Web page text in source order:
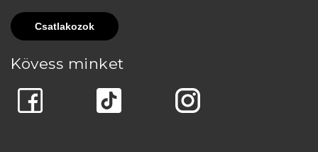
Kövess minket